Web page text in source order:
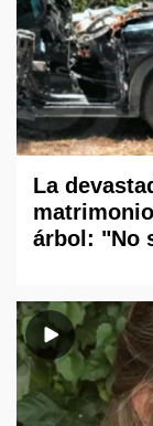
La
árbol: "No